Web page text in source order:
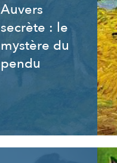
Auvers
secrète : le
mystère du
pendu